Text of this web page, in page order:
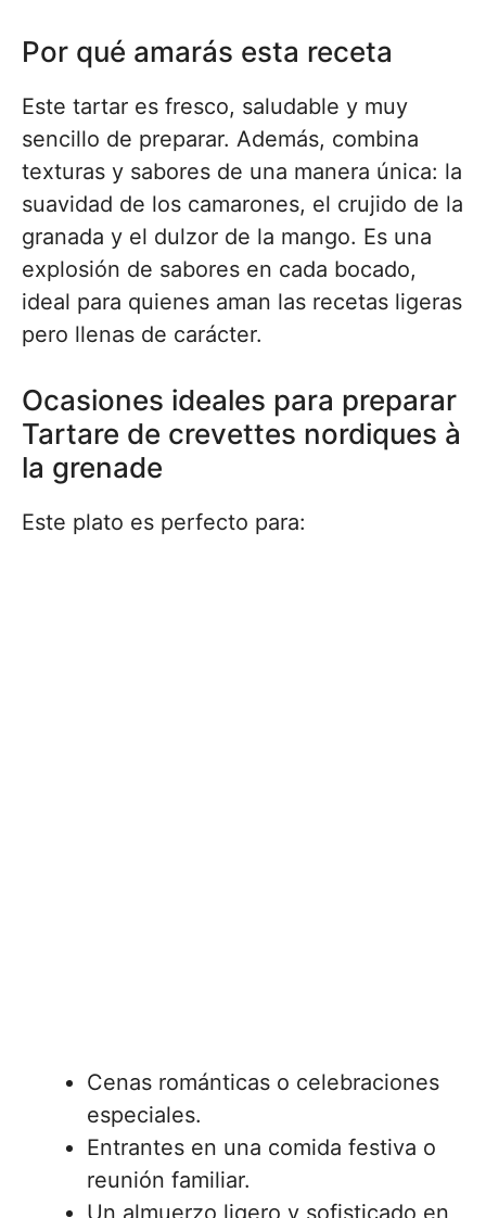
Por qué amarás esta receta
Este tartar es fresco, saludable y muy
sencillo de preparar. Además, combina
texturas y sabores de una manera única: la
suavidad de los camarones, el crujido de la
granada y el dulzor de la mango. Es una
explosión de sabores en cada bocado,
ideal para quienes aman las recetas ligeras
pero llenas de carácter.
Ocasiones ideales para preparar
Tartare de crevettes nordiques à
la grenade
Este plato es perfecto para:
Cenas románticas o celebraciones
especiales.
Entrantes en una comida festiva o
reunión familiar.
Un almuerzo ligero y sofisticado en